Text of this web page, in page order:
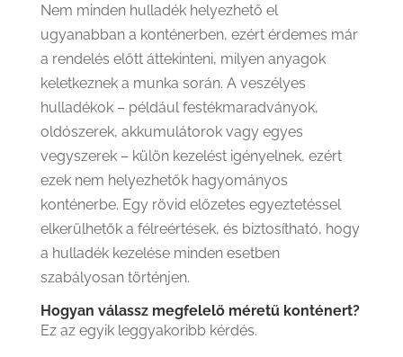
Nem minden hulladék helyezhető el
ugyanabban a konténerben, ezért érdemes már
a rendelés előtt áttekinteni, milyen anyagok
keletkeznek a munka során. A veszélyes
hulladékok – például festékmaradványok,
oldószerek, akkumulátorok vagy egyes
vegyszerek – külön kezelést igényelnek, ezért
ezek nem helyezhetők hagyományos
konténerbe. Egy rövid előzetes egyeztetéssel
elkerülhetők a félreértések, és biztosítható, hogy
a hulladék kezelése minden esetben
szabályosan történjen.
Hogyan válassz megfelelő méretű konténert?
Ez az egyik leggyakoribb kérdés.